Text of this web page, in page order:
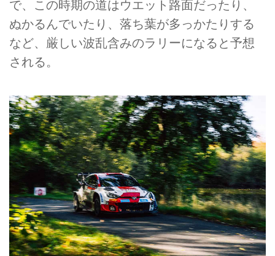
で、この時期の道はウエット路面だったり、
ぬかるんでいたり、落ち葉が多っかたりする
など、厳しい波乱含みのラリーになると予想
される。